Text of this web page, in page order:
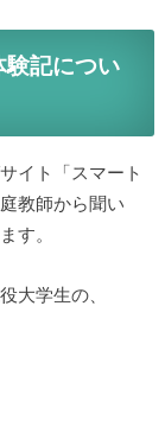
験記につい
イト「スマート
教師から聞い
す。
大学生の、